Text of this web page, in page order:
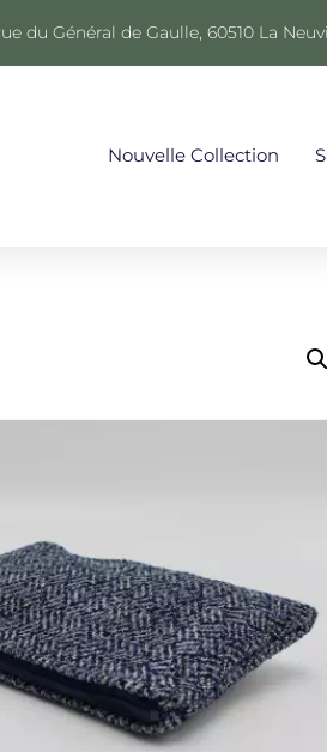
du Général de Gaulle, 60510 La
Nouvelle Collection